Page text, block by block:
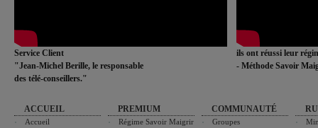
Service Client
"Jean-Michel Berille, le responsable
des télé-conseillers."
ils ont réussi leur
- Méthode Savoir
ACCUEIL
Accueil
PREMIUM
Régime Savoir Maigrir
COMMUNAUTÉ
Groupes